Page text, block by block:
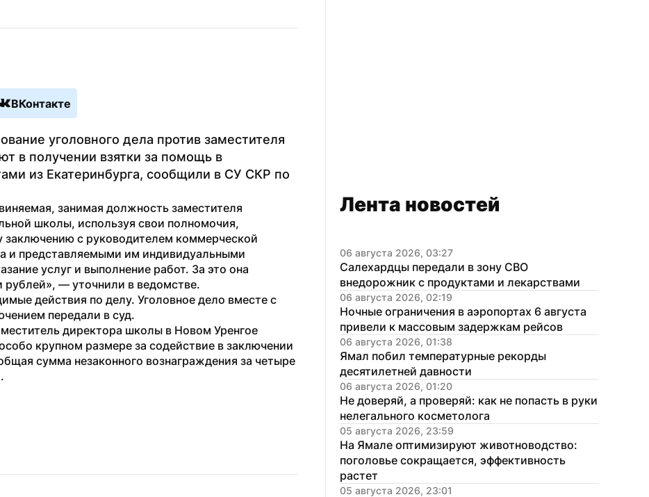
ВКонтакте
уголовного дела против заместителя
в получении взятки за помощь в
из Екатеринбурга, сообщили в СУ СКР по
занимая должность заместителя
школы, используя свои полномочия,
заключению с руководителем коммерческой
и представляемыми им индивидуальными
услуг и выполнение работ. За это она
рублей», — уточнили в ведомстве.
действия по делу. Уголовное дело вместе с
передали в суд.
директора школы в Новом Уренгое
крупном размере за содействие в заключении
сумма незаконного вознаграждения за четыре
Лента новостей
06 августа 2026, 03:27
Салехардцы передали в зону СВО
внедорожник с продуктами и лекарствами
06 августа 2026, 02:19
Ночные ограничения в аэропортах 6 августа
привели к массовым задержкам рейсов
06 августа 2026, 01:38
Ямал побил температурные рекорды
десятилетней давности
06 августа 2026, 01:20
Не доверяй, а проверяй: как не попасть в руки
нелегального косметолога
05 августа 2026, 23:59
На Ямале оптимизируют животноводство:
поголовье сокращается, эффективность
растет
05 августа 2026, 23:01